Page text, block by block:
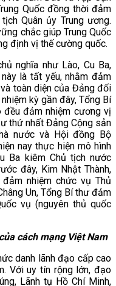
Quốcđồng thời đảm
Quân ủy Trung ương.
chắc giúp Trung Quốc
định vị thế cường quốc.
nghĩa như Lào, Cu Ba,
là tất yếu, nhằm đảm
toàn diện của Đảng đối
kỳ gần đây, Tổng Bí
đều đảm nhiệm cương vị
thứ nhất Đảng Cộng sản
nước và Hội đồng Bộ
nay thực hiện mô hình
Ba kiêm Chủ tịch nước
đây, Kim Nhật Thành,
nhiệm chức vụ Thủ
Un, Tổng Bí thư đảm
vụ (nguyên thủ quốc
cách mạng Việt Nam
danh lãnh đạo cấp cao
Với uy tín rộng lớn, đạo
Lãnh tụ Hồ Chí Minh,